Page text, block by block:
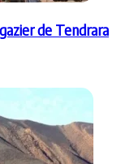
de Tendrara